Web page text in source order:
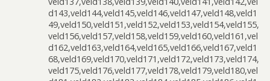
d143,veld144,veld145,veld146,veld147,veld148,veld1
49,veld150,veld151,veld152,veld153,veld154,veld155,
veld156,veld157,veld158,veld159,veld160,veld161,vel
d162,veld163,veld164,veld165,veld166,veld167,veld1
68,veld169,veld170,veld171,veld172,veld173,veld174,
veld175,veld176,veld177,veld178,veld179,veld180,vel